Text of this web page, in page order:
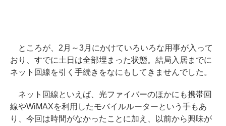
ところが、2月～3月にかけていろいろな用事が入って
おり、すでに土日は全部埋まった状態。結局入居までに
ネット回線を引く手続きをなにもしてきませんでした。
ネット回線といえば、光ファイバーのほかにも携帯回
線やWiMAXを利用したモバイルルーターという手もあ
り、今回は時間がなかったことに加え、以前から興味が